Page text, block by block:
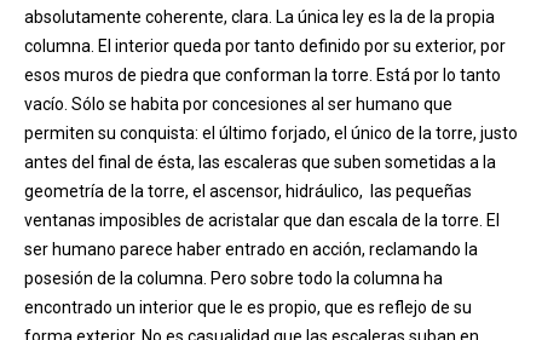
absolutamente coherente, clara. La única ley es la de la propia
columna. El interior queda por tanto definido por su exterior, por
esos muros de piedra que conforman la torre. Está por lo tanto
vacío. Sólo se habita por concesiones al ser humano que
permiten su conquista: el último forjado, el único de la torre, justo
antes del final de ésta, las escaleras que suben sometidas a la
geometría de la torre, el ascensor, hidráulico, las pequeñas
ventanas imposibles de acristalar que dan escala de la torre. El
ser humano parece haber entrado en acción, reclamando la
posesión de la columna. Pero sobre todo la columna ha
encontrado un interior que le es propio, que es reflejo de su